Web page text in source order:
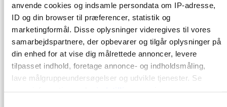
anvende cookies og indsamle persondata om IP-adresse,
ID og din browser til præferencer, statistik og
marketingformål. Disse oplysninger videregives til vores
samarbejdspartnere, der opbevarer og tilgår oplysninger på
din enhed for at vise dig målrettede annoncer, levere
tilpasset indhold, foretage annonce- og indholdsmåling,
lave målgruppeundersøgelser og udvikle tjenester. Se
aktuelt.
Er I usikre, og har I ikke følt lægen undersøgte det
grundigt ved 1 års undersøgelsen (af med bukser,
strømper og ble, kigge og mærke) synes jeg I skal
benytte jer af, at kommunerne har
børnefysioterapeuter tilknyttet deres Pædagogiske-
Psykologiske Rådgivning. Gennem den afdeling kan I
selv bede om at få jeres barn vurderet.